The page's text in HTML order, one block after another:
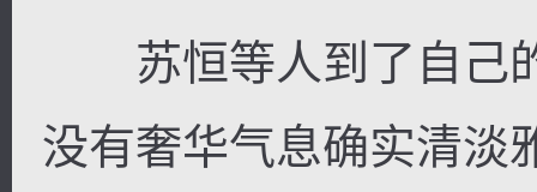
苏恒等人到了自己
没有奢华气息确实清淡